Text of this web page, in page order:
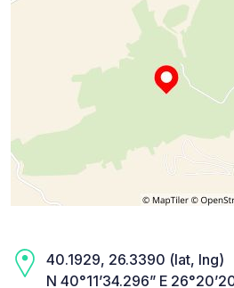
40.1929, 26.3390 (lat, lng)
N 40°11’34.296” E